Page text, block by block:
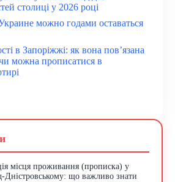
столиці у 2026 році
можно годами оставаться
в Запоріжжі: як вона пов’язана
можна прописатися в
місця проживання (прописка) у
Дністровському: що важливо знати